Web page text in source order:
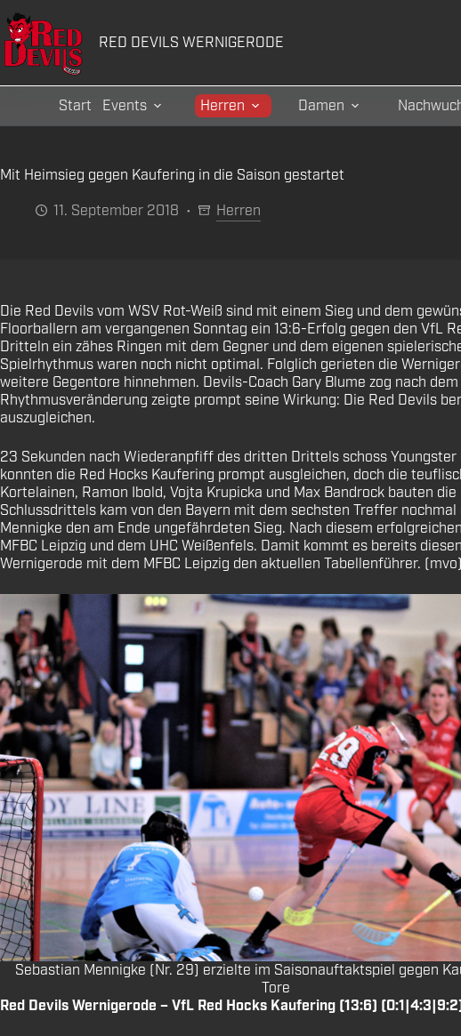
Zum
Inhalt
springen
RED DEVILS WERNIGERODE
Start Events Herren Damen
Mit Heimsieg gegen Kaufering in die Saison gestartet
11. September 2018
Herren
Die Red Devils vom WSV Rot-Weiß sind mit einem Sieg und dem
Floorballern am vergangenen Sonntag ein 13:6-Erfolg gegen den VfL
Dritteln ein zähes Ringen mit dem Gegner und dem eigenen
Spielrhythmus waren noch nicht optimal. Folglich gerieten die
weitere Gegentore hinnehmen. Devils-Coach Gary Blume zog nach
Rhythmusveränderung zeigte prompt seine Wirkung: Die Red Devils
auszugleichen.
23 Sekunden nach Wiederanpfiff des dritten Drittels schoss
konnten die Red Hocks Kaufering prompt ausgleichen, doch die
Kortelainen, Ramon Ibold, Vojta Krupicka und Max Bandrock bauten
Schlussdrittels kam von den Bayern mit dem sechsten Treffer
Mennigke den am Ende ungefährdeten Sieg. Nach diesem
MFBC Leipzig und dem UHC Weißenfels. Damit kommt es bereits
Wernigerode mit dem MFBC Leipzig den aktuellen Tabellenführer. (mvo)
Sebastian Mennigke (Nr. 29) erzielte im Saisonauftaktspiel gegen
Tore
Red Devils Wernigerode – VfL Red Hocks Kaufering (13:6)